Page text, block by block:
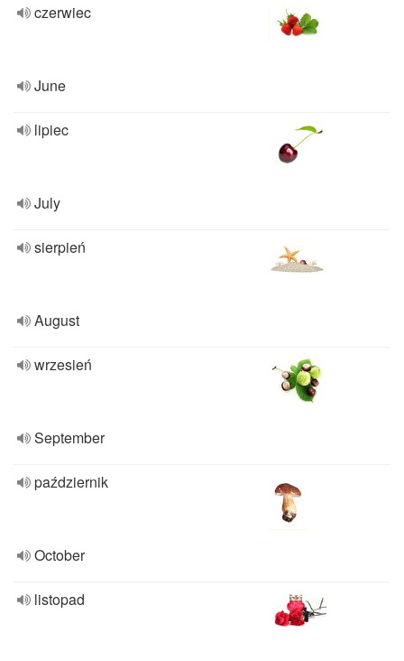
czerwiec
June
lipiec
July
sierpień
August
wrzesień
September
październik
October
listopad